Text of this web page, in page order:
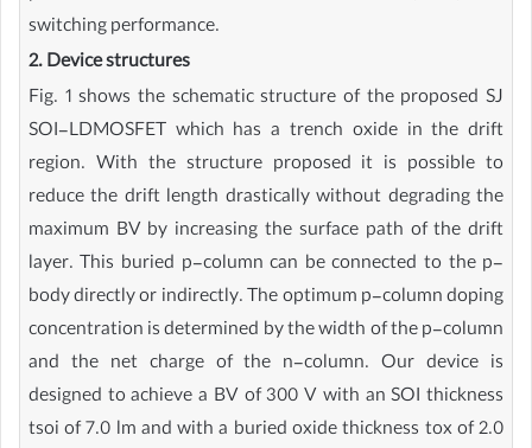
switching performance.
2. Device structures
Fig. 1 shows the schematic structure of the proposed SJ
SOI-LDMOSFET which has a trench oxide in the drift
region. With the structure proposed it is possible to
reduce the drift length drastically without degrading the
maximum BV by increasing the surface path of the drift
layer. This buried p-column can be connected to the p-
body directly or indirectly. The optimum p-column doping
concentration is determined by the width of the p-column
and the net charge of the n-column. Our device is
designed to achieve a BV of 300 V with an SOI thickness
tsoi of 7.0 lm and with a buried oxide thickness tox of 2.0